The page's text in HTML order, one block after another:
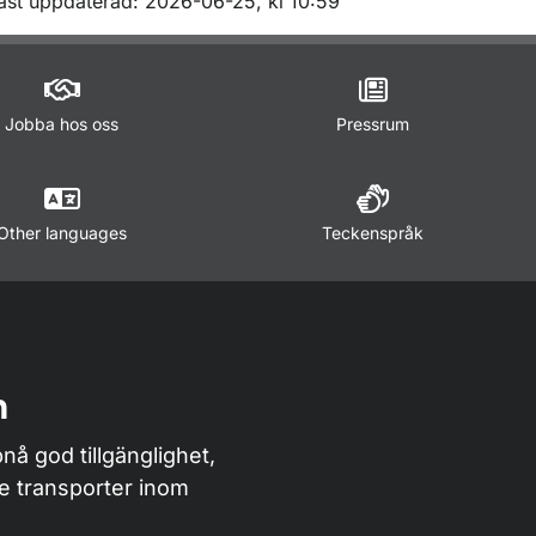
sidan
Jobba hos oss Pressrum
languages Teckenspråk
god tillgänglighet,
transporter inom